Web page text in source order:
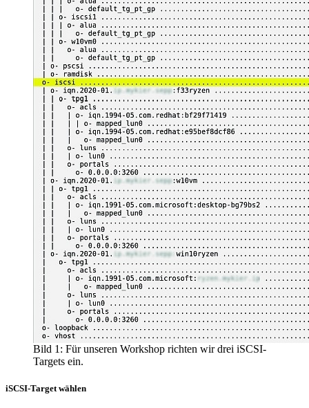
Bild 1: Für unseren Workshop richten wir drei iSCSI-
Targets ein.
iSCSI-Target wählen